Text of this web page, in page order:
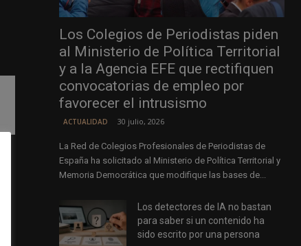
Los Colegios de Periodistas piden
al Ministerio de Política Territorial
y a la Agencia EFE que rectifiquen
convocatorias de empleo por
favorecer el intrusismo
ACTUALIDAD 30 julio, 2026
La Red de Colegios Profesionales de Periodistas de
España ha solicitado al Ministerio de Política Territorial y
Memoria Democrática que modifique las bases de...
Los detectores de IA no bastan
para saber si un contenido ha
sido escrito por una persona